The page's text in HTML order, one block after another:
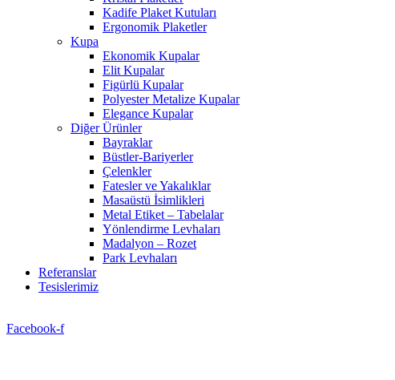
Kadife Plaket Kutuları
Ergonomik Plaketler
Kupa
Ekonomik Kupalar
Elit Kupalar
Figürlü Kupalar
Polyester Metalize Kupalar
Elegance Kupalar
Diğer Ürünler
Bayraklar
Büstler-Bariyerler
Çelenkler
Fatesler ve Yakalıklar
Masaüstü İsimlikleri
Metal Etiket – Tabelalar
Yönlendirme Levhaları
Madalyon – Rozet
Park Levhaları
Referanslar
Tesislerimiz
Facebook-f